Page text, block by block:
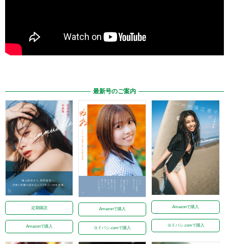
最新号のご案内
定期購読
Amazonで購入
Amazonで購入
ヨドバシ.comで購入
Amazonで購入
ヨドバシ.comで購入